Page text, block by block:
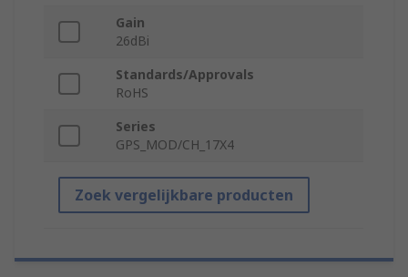
Gain
26dBi
Standards/Approvals
RoHS
Series
GPS_MOD/CH_17X4
Zoek vergelijkbare producten